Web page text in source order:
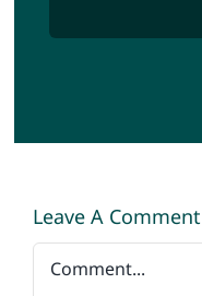
Leave A Comment
Comment